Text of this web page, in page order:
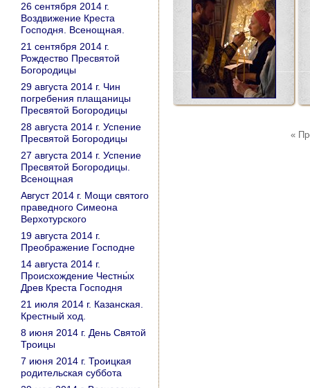
«
26 сентября 2014 г.
Воздвижение Креста
Господня. Всенощная.
21 сентября 2014 г.
Рождество Пресвятой
Богородицы
29 августа 2014 г. Чин
погребения плащаницы
Пресвятой Богородицы
28 августа 2014 г. Успение
Пресвятой Богородицы
27 августа 2014 г. Успение
Пресвятой Богородицы.
Всенощная
Август 2014 г. Мощи святого
праведного Симеона
Верхотурского
19 августа 2014 г.
Преображение Господне
14 августа 2014 г.
Происхождение Честны́х
Древ Креста Господня
21 июля 2014 г. Казанская.
Крестный ход.
8 июня 2014 г. День Святой
Троицы
7 июня 2014 г. Троицкая
родительская суббота